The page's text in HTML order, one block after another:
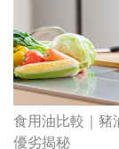
食用油比較｜豬
優劣揭秘